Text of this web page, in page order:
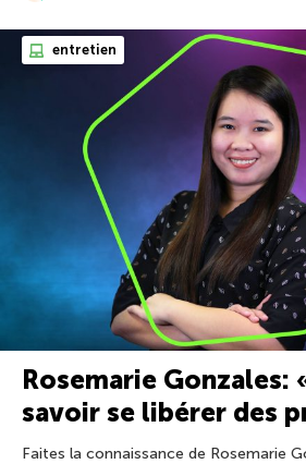
entretien
Rosemarie Gonzales:
savoir se libérer des
Faites la connaissance de Rosemarie